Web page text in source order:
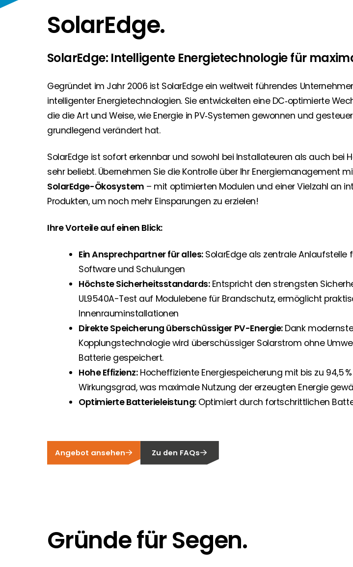
Segen Team
Lernen Sie unsere PV-Experten kennen.
Kunden-Portal
Blog
Bleiben Sie auf dem Laufenden mit branchenführenden Neuigkeiten von Segen. Hier
Sie suchen nach einem Job in der Erneuerbaren Energie Branche? Dann sind Sie bei
Hauseigentümer
Wenn Sie auf der Suche nach wichtigen Produkt- und Brancheninformationen sind,
Segen Partner werden
Sie sind ein PV-Profi? Dann werden Sie noch heute Segen Partner und profitieren Sie
Finden Sie einen PV-Installateur in Ihrer Region
Sie sind Privatkunde und sind auf der Suche nach einem passenden PV-Installateur?
SolarEdge.
SolarEdge: Intelligente Energietechnologie für
Gegründet im Jahr 2006 ist SolarEdge ein weltweit führendes
intelligenter Energietechnologien. Sie entwickelten eine DC‑optimierte
die die Art und Weise, wie Energie in PV‑Systemen gewonnen und
grundlegend verändert hat.
SolarEdge ist sofort erkennbar und sowohl bei Installateuren als auch bei
sehr beliebt. Übernehmen Sie die Kontrolle über Ihr Energiemanagement
SolarEdge-Ökosystem – mit optimierten Modulen und einer Vielzahl an
Produkten, um noch mehr Einsparungen zu erzielen!
Ihre Vorteile auf einen Blick:
Ein Ansprechpartner für alles:SolarEdge als zentrale Anlaufstelle
Software und Schulungen
Höchste Sicherheitsstandards:Entspricht den strengsten
UL9540A-Test auf Modulebene für Brandschutz, ermöglicht
Innenrauminstallationen
Direkte Speicherung überschüssiger PV-Energie:Dank
Kopplungstechnologie wird überschüssiger Solarstrom ohne
Batterie gespeichert.
Hohe Effizienz:Hocheffiziente Energiespeicherung mit bis zu 94,5 %
Wirkungsgrad, was maximale Nutzung der erzeugten Energie
Optimierte Batterieleistung:Optimiert durch fortschrittlichen
Angebot ansehen Zu den FAQs
Gründe für Segen.